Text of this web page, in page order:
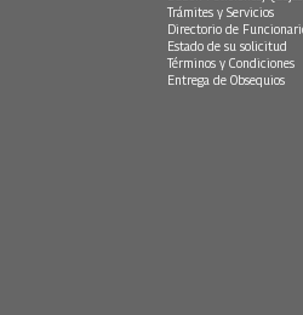
Trámites y Servicios
Directorio de
Estado de su solicitud
Términos y Condiciones
Entrega de Obsequios